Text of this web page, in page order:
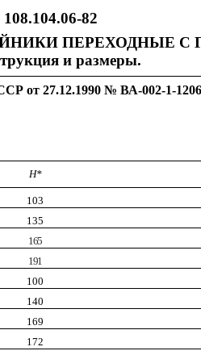
82
ПЕРЕХОДНЫЕ С
и размеры.
от 27.12.1990 № ВА-002-1-
H*
103
135
165
191
100
140
169
172